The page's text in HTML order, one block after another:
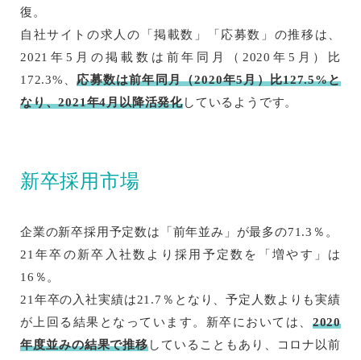
復。
自社サイトの求人の「掲載数」「応募数」の推移は、
2021年5月の掲載数は前年同月（2020年5月）比
172.3%、応募数は前年同月（2020年5月）比127.5%と
なり、2021年4月以降活発化しているようです。
新卒採用市場
企業の新卒採用予定数は「前年並み」が最多の71.3％。
21年卒の新卒入社数より採用予定数を「増やす」は
16％。
21年卒の入社実績は21.7％となり、予定人数よりも実績
が上回る結果となっています。新卒においては、 2020
年度並みの結果で推移していることもあり、コロナ以前